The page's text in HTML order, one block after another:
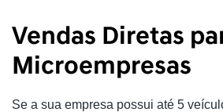
Vendas Diretas
Microempresas
Se a sua empresa possui até 5